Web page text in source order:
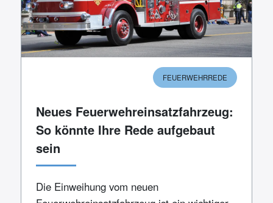
FEUERWEHRREDE
Neues Feuerwehreinsatzfahrzeug:
So könnte Ihre Rede aufgebaut
sein
Die Einweihung vom neuen